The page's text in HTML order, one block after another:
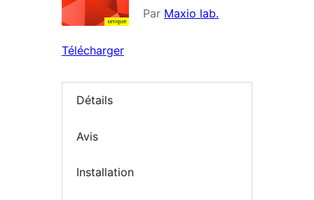
Par Maxio lab.
Télécharger
Détails
Avis
Installation